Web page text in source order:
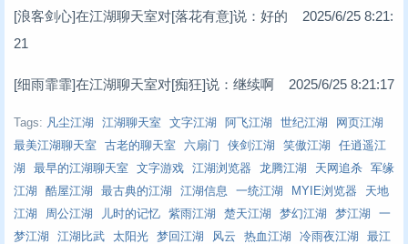
[浪客剑心]在江湖聊天室对[落花有意]说：好的 2025/6/25 8:21:
21
[细雨霏霏]在江湖聊天室对[痴狂]说：继续啊 2025/6/25 8:21:17
Tags: 凡尘江湖 江湖聊天室 文字江湖 阿飞江湖 世纪江湖
网页江湖
最美江湖聊天室
古老的聊天室 六扇门 侠剑江湖 笑傲江湖
任逍遥江
湖
最早的江湖聊天室 文字游戏 江湖浏览器 龙腾江湖 天网追杀
军缘
江湖
酷屋江湖 最古典的江湖 江湖信息 一统江湖 MYIE浏览器
天地
江湖
周公江湖 儿时的记忆 紫雨江湖 楚天江湖 梦幻江湖 梦江湖
一
梦江湖
江湖比武 太阳光 梦回江湖 风云 热血江湖 冷雨夜江湖
最江